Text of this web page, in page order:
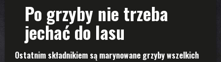
Po grzyby nie trzeba
jechać do lasu
Ostatnim składnikiem są marynowane grzyby wszelkich